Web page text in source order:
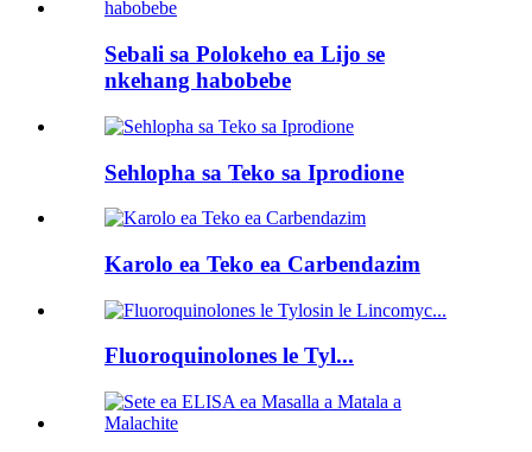
Sebali sa Polokeho ea Lijo se
nkehang habobebe
Sehlopha sa Teko sa Iprodione
Karolo ea Teko ea Carbendazim
Fluoroquinolones le Tyl...